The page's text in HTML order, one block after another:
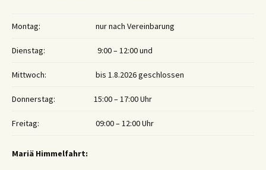
Montag: nur nach Vereinbarung
Dienstag: 9:00 – 12:00 und
Mittwoch: bis 1.8.2026 geschlossen
Donnerstag: 15:00 – 17:00 Uhr
Freitag: 09:00 – 12:00 Uhr
Mariä Himmelfahrt: